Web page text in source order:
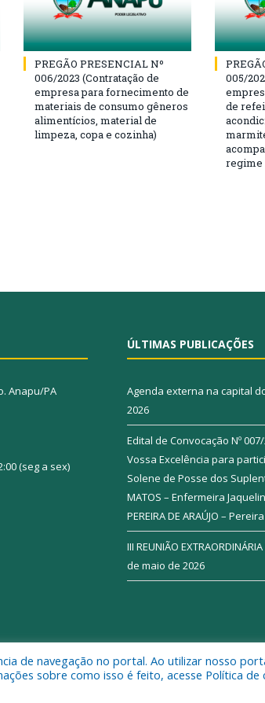
PREGÃO PRESENCIAL Nº
006/2023 (Contratação de
empresa para fornecimento de
materiais de consumo gêneros
alimentícios, material de
limpeza, copa e cozinha)
005/
de
regime
Anapu/PA
(seg a sex)
ÚLTIMAS PUBLICAÇÕES
Agenda externa na capital
2026
Edital de Convocação Nº 007/
Vossa Excelência para
Solene de Posse dos
MATOS – Enfermeira
PEREIRA DE ARAÚJO –
III REUNIÃO
de maio de 2026
Municipal de Anapu.
de navegação no portal. Ao utilizar nosso
sobre como isso é feito, acesse Política de